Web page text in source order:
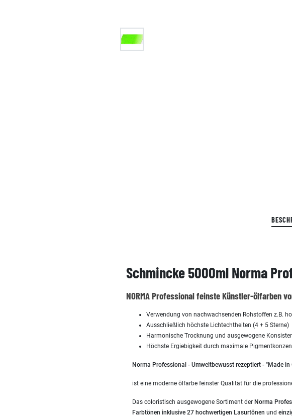
Schmincke 5000ml Norma
NORMA Professional feinste Künstler-ölfarben
Verwendung von nachwachsenden Rohstoffen z.B.
Ausschließlich höchste Lichtechtheiten (4 + 5 Sterne)
Harmonische Trocknung und ausgewogene
Höchste Ergiebigkeit durch maximale
Norma Professional - Umweltbewusst rezeptiert - "Made in
ist eine moderne ölfarbe feinster Qualität für die
Das coloristisch ausgewogene Sortiment der Norma
Farbtönen inklusive 27 hochwertigen Lasurtönen und